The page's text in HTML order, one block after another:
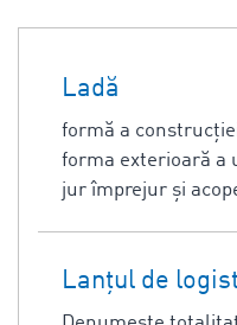
Ladă
formă a
forma exterioară a
jur împrejur şi
Lanţul de